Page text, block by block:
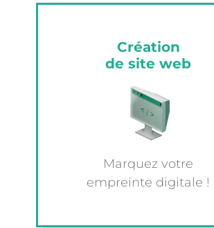
Création
de site web
Marquez votre
empreinte digitale !